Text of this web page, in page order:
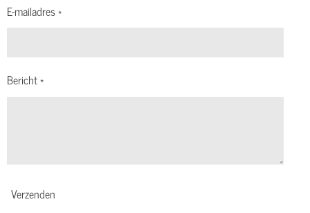
E-mailadres *
Bericht *
Verzenden